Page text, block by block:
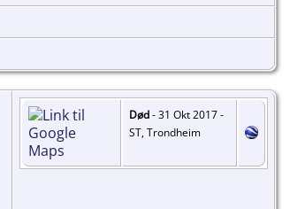
Død- 31 Okt 2017 -
ST, Trondheim